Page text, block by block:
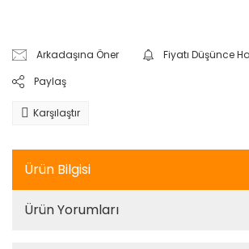
Arkadaşına Öner
Fiyatı Düşünce
Paylaş
Karşılaştır
Ürün Bilgisi
Ürün Yorumları